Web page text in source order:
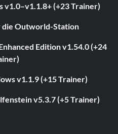
v1.0–v1.1.8+ (+23 Trainer)
die Outworld-Station
Edition v1.54.0 (+24
v1.1.9 (+15 Trainer)
v5.3.7 (+5 Trainer)